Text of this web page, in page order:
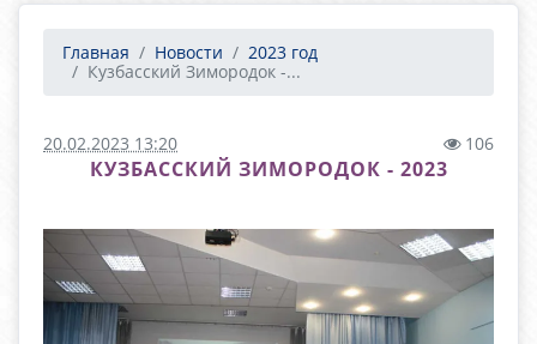
Главная Новости
2023 год
Кузбасский Зимородок -...
20.02.2023 13:20 106
КУЗБАССКИЙ ЗИМОРОДОК - 2023